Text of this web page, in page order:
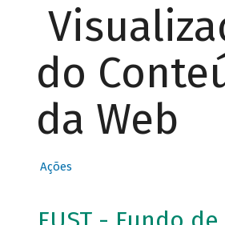
do
da Web
Ações